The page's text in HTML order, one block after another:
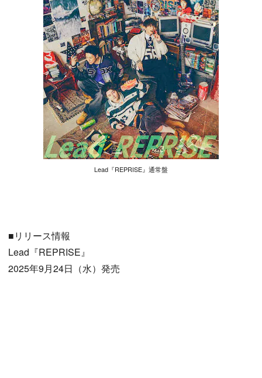
Lead『REPRISE』通常盤
■リリース情報
Lead『REPRISE』
2025年9月24日（水）発売